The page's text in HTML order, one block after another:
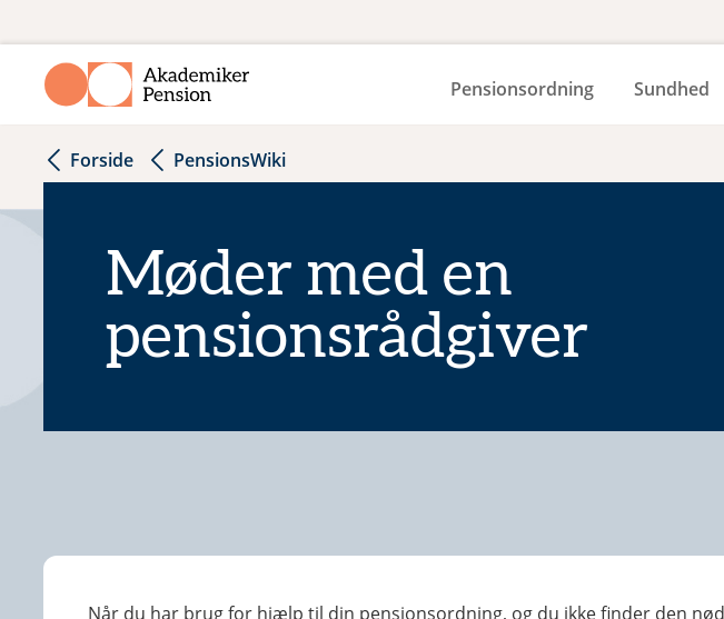
Pensionsordning Sundhed
Forside PensionsWiki
Møder med en
pensionsrådgiver
Når du har brug for hjælp til din pensionsordning, og du ikke finder den